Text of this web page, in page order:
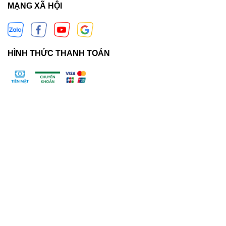
sản phẩm chính hãng từ những địa chỉ phân phối uy tín.
MẠNG XÃ HỘI
HÌNH THỨC THANH TOÁN